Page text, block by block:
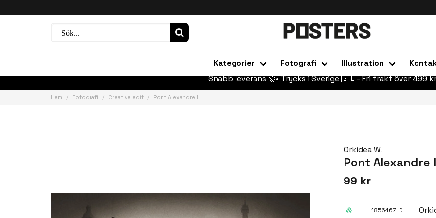
Kategorier Fotografi Illustration
Snabb leverans 🚀• Trycks i Sverige 🇸🇪- Fri frakt över 499
Hem Fotografi Creative edit Pont Alexandre III
Orkidea W.
Pont Alexandre
99 kr
1856467_0